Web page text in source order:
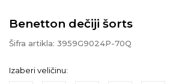
Benetton dečiji šorts
Šifra artikla: 3959G9024P-70Q
Izaberi veličinu: